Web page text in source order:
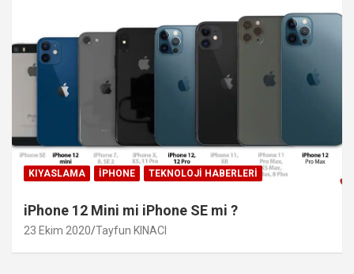
KIYASLAMA IPHONE TEKNOLOJI HABERLERI
iPhone 12 Mini mi iPhone SE mi ?
23 Ekim 2020 Tayfun KINACI